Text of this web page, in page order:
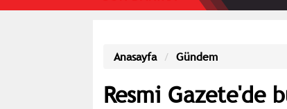
Anasayfa Gündem
Resmi Gazete'de